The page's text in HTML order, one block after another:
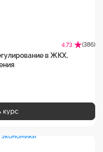
4.73 (386)
в ЖКХ,
курс